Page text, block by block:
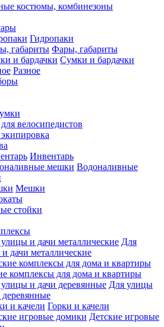
костюмы, комбинезоны
Гидропаки
Фары, габариты
Сумки и бардачки
Разное
велосипедистов
Инвентарь
Водоналивные
Мешки
стойки
Для
дачи металлические
комплексы для дома и квартиры
Для улицы
деревянные
Горки и качели
Детские игровые